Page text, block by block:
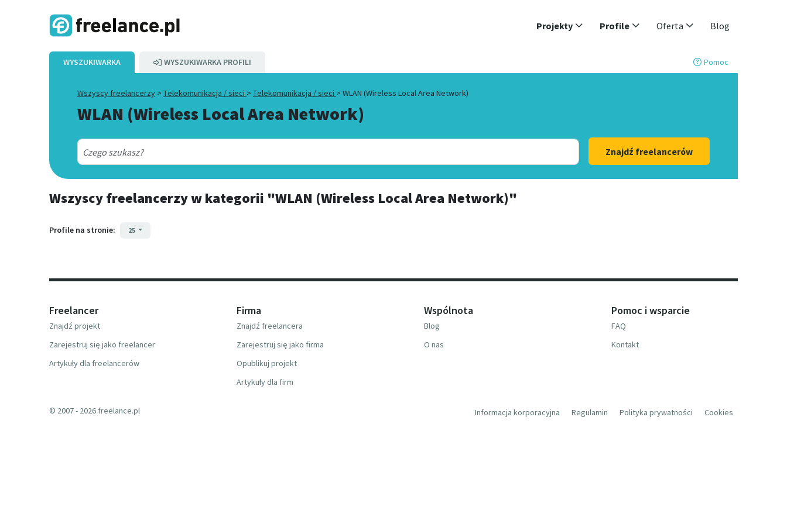
Projekty Profile Oferta Blog
WYSZUKIWARKA WYSZUKIWARKA PROFILI Pomoc
Wszyscy freelancerzy > Telekomunikacja / sieci > Telekomunikacja / sieci > WLAN (Wireless Local Area Network)
WLAN (Wireless Local Area Network)
Znajdź freelancerów
Wszyscy freelancerzyw kategorii "WLAN (Wireless Local Area Network)"
Profile na stronie: 25
Freelancer
Znajdź projekt
Zarejestruj się jako freelancer
Artykuły dla freelancerów
Firma
Znajdź freelancera
Zarejestruj się jako firma
Opublikuj projekt
Artykuły dla firm
Wspólnota
Blog
O nas
Pomoc i wsparcie
FAQ
Kontakt
Informacja korporacyjna Regulamin Polityka prywatności Cookies
© 2007 - 2026 freelance.pl